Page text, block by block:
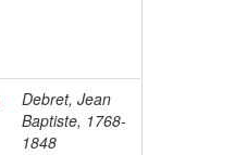
Debret, Jean
Baptiste, 1768-
1848